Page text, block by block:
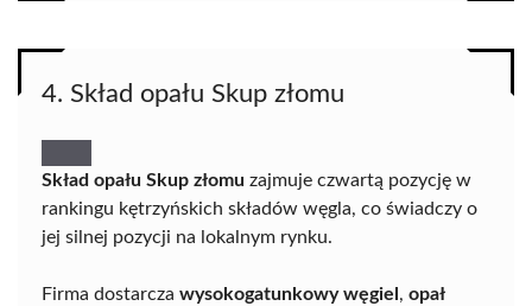
4. Skład opału Skup złomu
Skład opału Skup złomu zajmuje czwartą pozycję w
rankingu kętrzyńskich składów węgla, co świadczy o
jej silnej pozycji na lokalnym rynku.
Firma dostarcza wysokogatunkowy węgiel , opał